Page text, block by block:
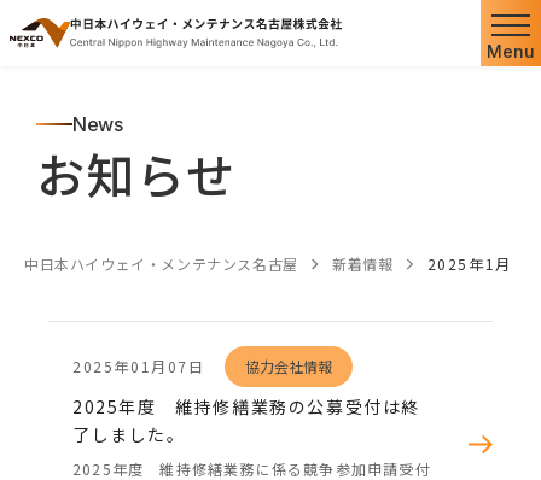
Menu
News
お知らせ
中日本ハイウェイ・メンテナンス名古屋 新着情報 2025年1月
2025年01月07日 協力会社情報
2025年度 維持修繕業務の公募受付は終
了しました。
2025年度 維持修繕業務に係る競争参加申請受付